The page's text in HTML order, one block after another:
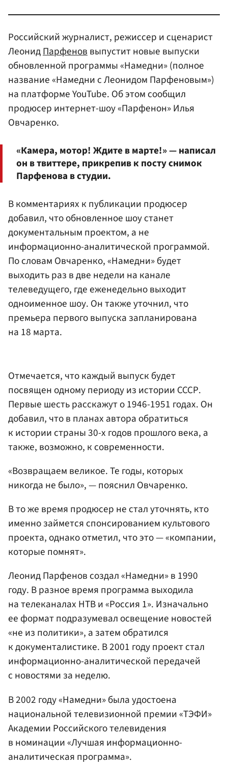
Российский журналист, режиссер и сценарист
ЛеонидПарфеноввыпустит новые выпуски
обновленной программы «Намедни» (полное
название «Намедни с Леонидом Парфеновым»)
на платформе YouTube. Об этом сообщил
продюсер интернет-шоу «Парфенон» Илья
Овчаренко.
«Камера, мотор! Ждите в марте!» — написал
он в твиттере, прикрепив к посту снимок
Парфенова в студии.
В комментариях к публикации продюсер
добавил, что обновленное шоу станет
документальным проектом, а не
информационно-аналитической программой.
По словам Овчаренко, «Намедни» будет
выходить раз в две недели на канале
телеведущего, где еженедельно выходит
одноименное шоу. Он также уточнил, что
премьера первого выпуска запланирована
на 18 марта.
Отмечается, что каждый выпуск будет
посвящен одному периоду из истории СССР.
Первые шесть расскажут о 1946-1951 годах. Он
добавил, что в планах автора обратиться
к истории страны 30-х годов прошлого века, а
также, возможно, к современности.
«Возвращаем великое. Те годы, которых
никогда не было», — пояснил Овчаренко.
В то же время продюсер не стал уточнять, кто
именно займется спонсированием культового
проекта, однако отметил, что это — «компании,
которые помнят».
Леонид Парфенов создал «Намедни» в 1990
году. В разное время программа выходила
на телеканалах НТВ и «Россия 1». Изначально
ее формат подразумевал освещение новостей
«не из политики», а затем обратился
к документалистике. В 2001 году проект стал
информационно-аналитической передачей
с новостями за неделю.
В 2002 году «Намедни» была удостоена
национальной телевизионной премии «ТЭФИ»
Академии Российского телевидения
в номинации «Лучшая информационно-
аналитическая программа».